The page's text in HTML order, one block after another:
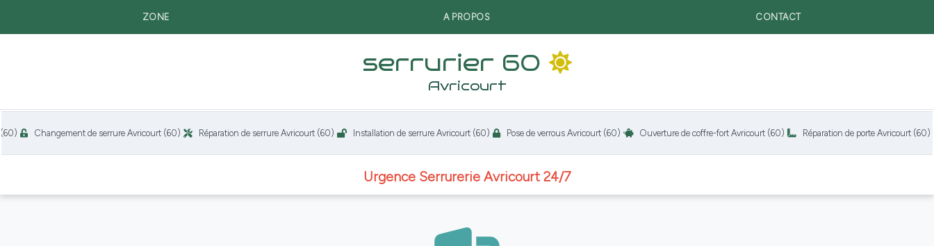
ZONE A PROPOS CONTACT
serrurier 60
Avricourt
Changement de serrure Avricourt (60) Réparation de serrure Avricourt (60) Installation de serrure Avricourt (60) Pose de verrous Avricourt (60) Ouverture de coffre-fort Avricourt (60) Réparation de porte Avricourt (60)
Urgence Serrurerie Avricourt 24/7